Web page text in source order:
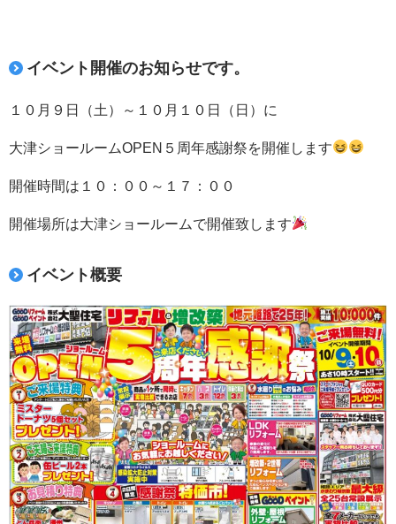
イベント開催のお知らせです。
１０月９日（土）～１０月１０日（日）に
大津ショールームOPEN５周年感謝祭を開催します
開催時間は１０：００～１７：００
開催場所は大津ショールームで開催致します
イベント概要